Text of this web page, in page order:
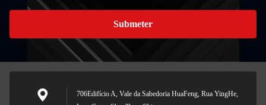
Submeter
706Edifício A, Vale da Sabedoria HuaFeng, Rua YingHe,